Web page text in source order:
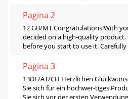
Pagina 2
12 GB/MT Congratulations!With
decided on a high-quality
before you start to use it. Carefully
Pagina 3
13DE/AT/CH Herzlichen
Sie sich für ein hochwer-tiges
Sie sich vor der ersten